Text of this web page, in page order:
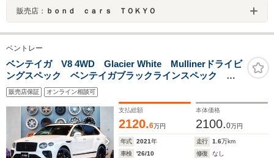
販売店： ｂｏｎｄ ｃａｒｓ ＴＯＫＹＯ
ベントレー
ベンテイガ V8 4WD Glacier White Mullinerドライビ
ングスペック ベンテイガブラックラインスペック ツ
ーリングスペック 5シートコンフォートスペック イル
ミネートトレッドプレート ハンドクロスステッチ カ
ラースプリットD
販売店保証 オンライン相談可
支払総額
2120.6万円
本体価格
2100.0万円
年式 2021年 走行 1.6万km
車検
'26/10 修復
なし